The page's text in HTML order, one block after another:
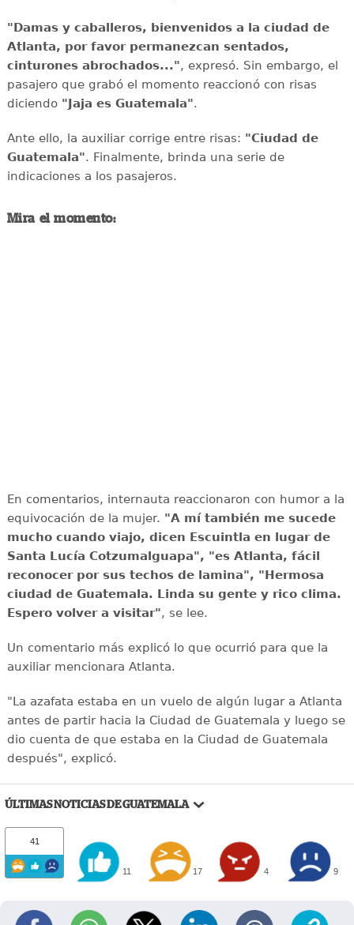
"Damas y caballeros, bienvenidos a la ciudad de
Atlanta, por favor permanezcan sentados,
cinturones abrochados...", expresó. Sin embargo, el
pasajero que grabó el momento reaccionó con risas
diciendo"Jaja es Guatemala".
Ante ello, la auxiliar corrige entre risas: "Ciudad de
Guatemala". Finalmente, brinda una serie de
indicaciones a los pasajeros.
Mira el momento:
En comentarios, internauta reaccionaron con humor a la
equivocación de la mujer. "A mí también me sucede
mucho cuando viajo, dicen Escuintla en lugar de
Santa Lucía Cotzumalguapa", "es Atlanta, fácil
reconocer por sus techos de lamina", "Hermosa
ciudad de Guatemala. Linda su gente y rico clima.
Espero volver a visitar", se lee.
Un comentario más explicó lo que ocurrió para que la
auxiliar mencionara Atlanta.
"La azafata estaba en un vuelo de algún lugar a Atlanta
antes de partir hacia la Ciudad de Guatemala y luego se
dio cuenta de que estaba en la Ciudad de Guatemala
después", explicó.
ÚLTIMAS NOTICIAS DE GUATEMALA
41
11 17 4 9